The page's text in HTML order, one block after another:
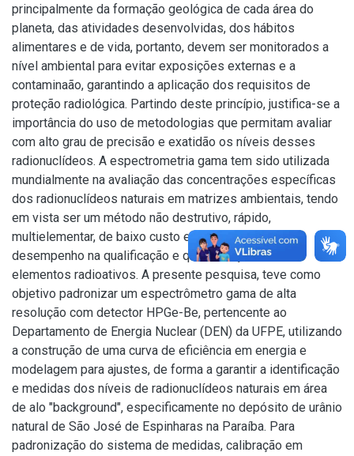
principalmente da formação geológica de cada área do
planeta, das atividades desenvolvidas, dos hábitos
alimentares e de vida, portanto, devem ser monitorados a
nível ambiental para evitar exposições externas e a
contaminaão, garantindo a aplicação dos requisitos de
proteção radiológica. Partindo deste princípio, justifica-se a
importância do uso de metodologias que permitam avaliar
com alto grau de precisão e exatidão os níveis desses
radionuclídeos. A espectrometria gama tem sido utilizada
mundialmente na avaliação das concentrações específicas
dos radionuclídeos naturais em matrizes ambientais, tendo
em vista ser um método não destrutivo, rápido,
multielementar, de baixo custo e com excelente
desempenho na qualificação e quantificação desses
elementos radioativos. A presente pesquisa, teve como
objetivo padronizar um espectrômetro gama de alta
resolução com detector HPGe-Be, pertencente ao
Departamento de Energia Nuclear (DEN) da UFPE, utilizando
a construção de uma curva de eficiência em energia e
modelagem para ajustes, de forma a garantir a identificação
e medidas dos níveis de radionuclídeos naturais em área
de alo "background", especificamente no depósito de urânio
natural de São José de Espinharas na Paraíba. Para
padronização do sistema de medidas, calibração em